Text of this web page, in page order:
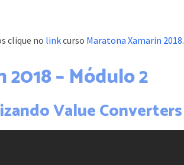
clique no linkcurso Maratona Xamarin 2018.
– Módulo 2
Value Converters